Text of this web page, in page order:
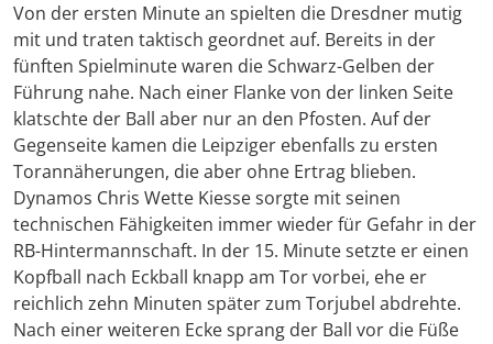
Von der ersten Minute an spielten die Dresdner mutig
mit und traten taktisch geordnet auf. Bereits in der
fünften Spielminute waren die Schwarz-Gelben der
Führung nahe. Nach einer Flanke von der linken Seite
klatschte der Ball aber nur an den Pfosten. Auf der
Gegenseite kamen die Leipziger ebenfalls zu ersten
Torannäherungen, die aber ohne Ertrag blieben.
Dynamos Chris Wette Kiesse sorgte mit seinen
technischen Fähigkeiten immer wieder für Gefahr in der
RB-Hintermannschaft. In der 15. Minute setzte er einen
Kopfball nach Eckball knapp am Tor vorbei, ehe er
reichlich zehn Minuten später zum Torjubel abdrehte.
Nach einer weiteren Ecke sprang der Ball vor die Füße